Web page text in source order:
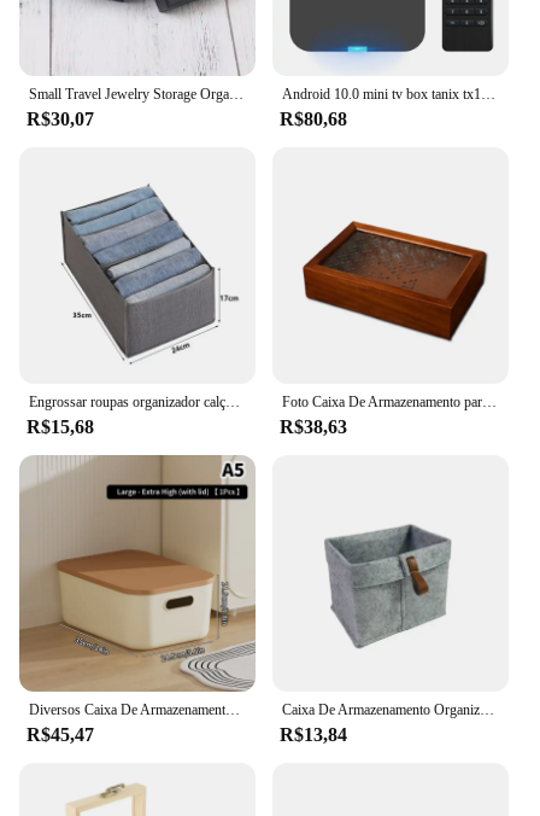
Small Travel Jewelry Storage Organizer, Embalagem Portátil Case, Organizador de Bandeja, Fit for Mama Brinco, Anel, Colar, 10Pcs
R$30,07
Android 10.0 mini tv box tanix tx1 allwinner h313 2.4g wifi ram 2gb rom 16gb 8gb suporte 4k smart tv box
R$80,68
R$15,68
Foto Caixa De Armazenamento para Jóias e Trinket, Caixa De Memória Decorativa, Home Organização Presente
R$38,63
R$45,47
Caixa De Armazenamento Organizador Sala Mesa Diversos Cesta De Armazenamento Nordic Feltro Cesta De Lavanderia Caixa De Pano Quarto Meias Recipiente
R$13,84